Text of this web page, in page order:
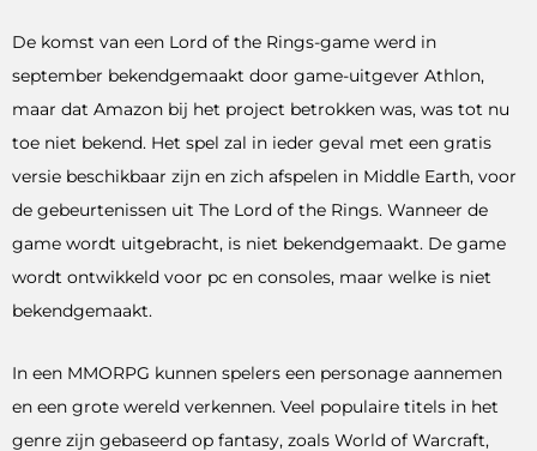
De komst van een Lord of the Rings-game werd in
september bekendgemaakt door game-uitgever Athlon,
maar dat Amazon bij het project betrokken was, was tot nu
toe niet bekend. Het spel zal in ieder geval met een gratis
versie beschikbaar zijn en zich afspelen in Middle Earth, voor
de gebeurtenissen uit The Lord of the Rings. Wanneer de
game wordt uitgebracht, is niet bekendgemaakt. De game
wordt ontwikkeld voor pc en consoles, maar welke is niet
bekendgemaakt.
In een MMORPG kunnen spelers een personage aannemen
en een grote wereld verkennen. Veel populaire titels in het
genre zijn gebaseerd op fantasy, zoals World of Warcraft,